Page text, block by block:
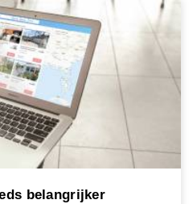
belangrijker